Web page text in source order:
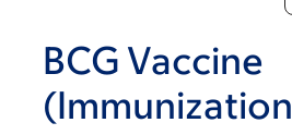
BCG Vaccine
(Immunization